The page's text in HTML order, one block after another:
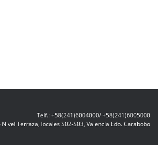
Telf.: +58(241)6004000/ +58(241)6005000
Nivel Terraza, locales S02-S03, Valencia Edo. Carabobo